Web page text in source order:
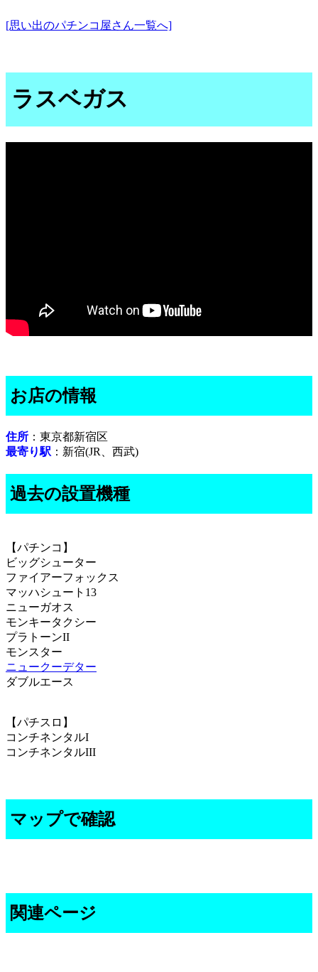
[思い出のパチンコ屋さん一覧へ]
ラスベガス
お店の情報
住所 ：東京都新宿区
最寄り駅 ：新宿(JR、西武)
過去の設置機種
【パチンコ】
ビッグシューター
ファイアーフォックス
マッハシュート13
ニューガオス
モンキータクシー
プラトーンII
モンスター
ニュークーデター
ダブルエース
【パチスロ】
コンチネンタルI
コンチネンタルIII
マップで確認
関連ページ